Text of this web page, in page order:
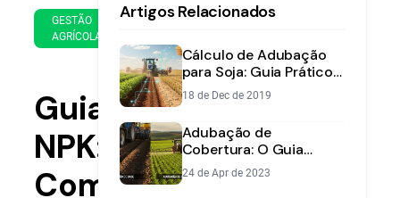
GESTÃO
AGRÍCOLA
de
de
2019
min
leitura
Guia
NPK:
Como
Artigos Relacionados
Cálculo de Adubação
para Soja: Guia Prático
para Cerrado e RS
18 de Dec de 2019
Adubação de
Cobertura: O Guia
Completo para Nutrir
sua Lavoura na Hora
24 de Apr de 2023